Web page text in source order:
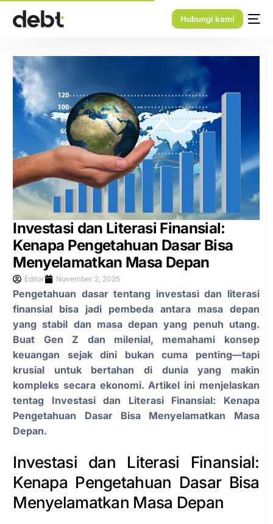
Hubungi kami
Investasi dan Literasi Finansial:
Kenapa Pengetahuan Dasar Bisa
Menyelamatkan Masa Depan
Editor November 2, 2025
Pengetahuan dasar tentang investasi dan literasi
finansial bisa jadi pembeda antara masa depan
yang stabil dan masa depan yang penuh utang.
Buat Gen Z dan milenial, memahami konsep
keuangan sejak dini bukan cuma penting—tapi
krusial untuk bertahan di dunia yang makin
kompleks secara ekonomi. Artikel ini menjelaskan
tentag Investasi dan Literasi Finansial: Kenapa
Pengetahuan Dasar Bisa Menyelamatkan Masa
Depan.
Investasi dan Literasi Finansial:
Kenapa Pengetahuan Dasar Bisa
Menyelamatkan Masa Depan